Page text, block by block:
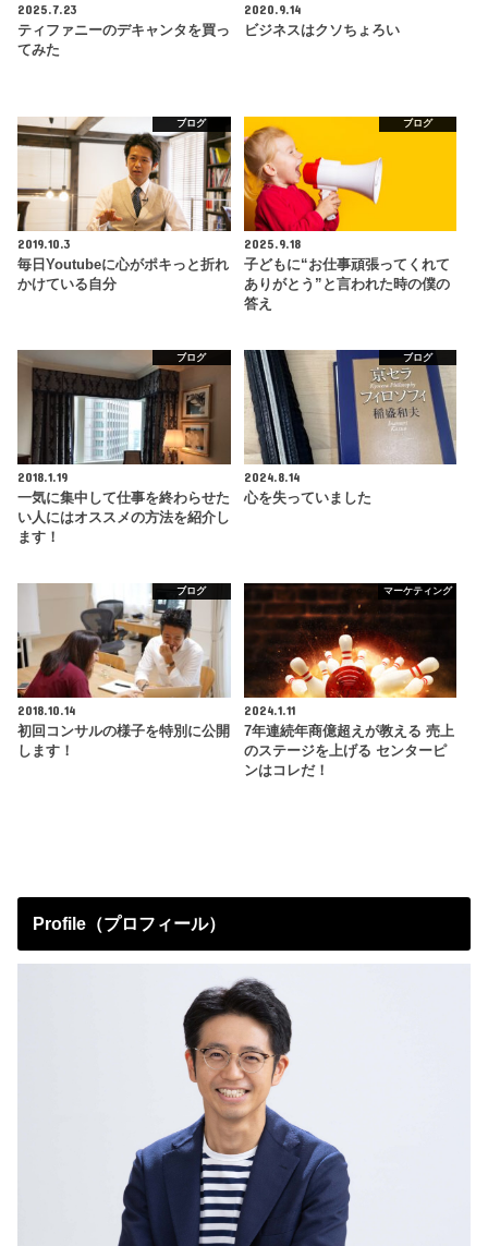
2025.7.23
ティファニーのデキャンタを買っ
てみた
2020.9.14
ビジネスはクソちょろい
ブログ
2019.10.3
毎日Youtubeに心がポキっと折れ
かけている自分
ブログ
2025.9.18
子どもに“お仕事頑張ってくれて
ありがとう”と言われた時の僕の
答え
ブログ
2018.1.19
一気に集中して仕事を終わらせた
い人にはオススメの方法を紹介し
ます！
ブログ
2024.8.14
心を失っていました
ブログ
2018.10.14
初回コンサルの様子を特別に公開
します！
マーケティング
2024.1.11
7年連続年商億超えが教える 売上
のステージを上げる センターピ
ンはコレだ！
Profile（プロフィール）